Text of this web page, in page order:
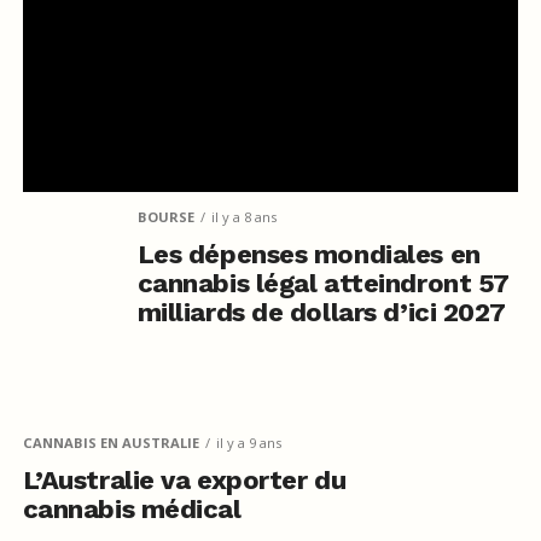
BOURSE il y a 8 ans
Les dépenses mondiales en
cannabis légal atteindront 57
milliards de dollars d’ici 2027
CANNABIS EN AUSTRALIE il y a 9 ans
L’Australie va exporter du
cannabis médical